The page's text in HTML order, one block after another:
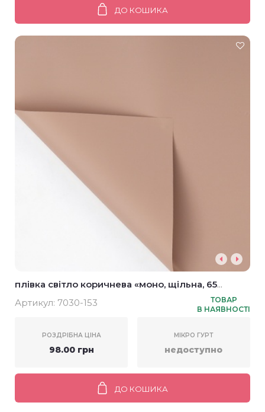
ДО КОШИКА
плівка світло коричнева «моно, щільна, 65
мікрон» 58*58см (20шт)
Артикул: 7030-153
ТОВАР
В НАЯВНОСТІ
РОЗДРІБНА ЦІНА
98.00 грн
МІКРО ГУРТ
недоступно
ДО КОШИКА